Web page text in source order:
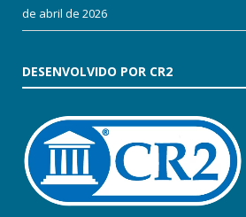
de abril de 2026
DESENVOLVIDO POR CR2